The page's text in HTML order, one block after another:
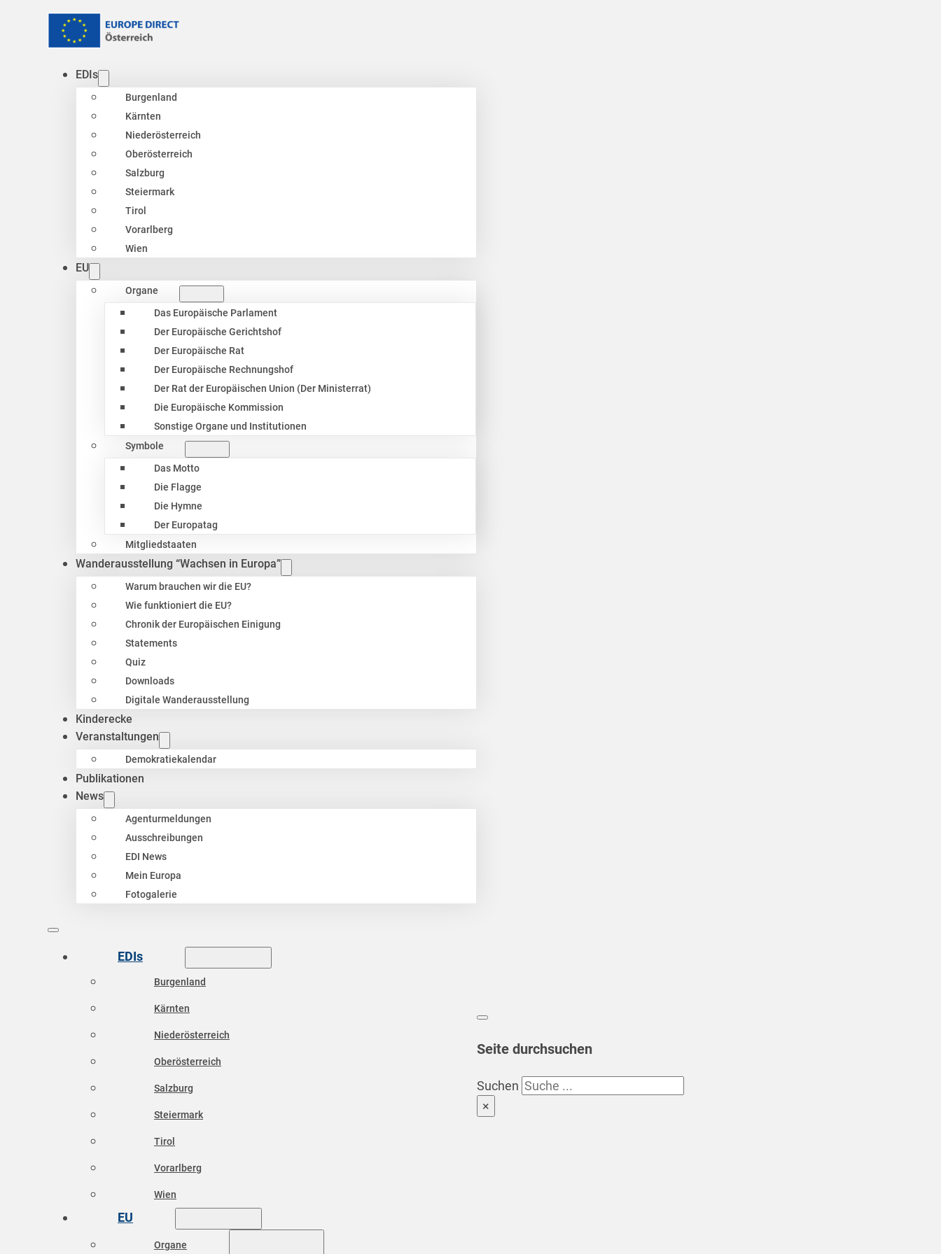
EDIs
Burgenland
Kärnten
Niederösterreich
Oberösterreich
Salzburg
Steiermark
Tirol
Vorarlberg
Wien
EU
Organe
Das Europäische Parlament
Der Europäische Gerichtshof
Der Europäische Rat
Der Europäische Rechnungshof
Der Rat der Europäischen Union (Der Ministerrat)
Die Europäische Kommission
Sonstige Organe und Institutionen
Symbole
Das Motto
Die Flagge
Die Hymne
Der Europatag
Mitgliedstaaten
Wanderausstellung “Wachsen in Europa”
Warum brauchen wir die EU?
Wie funktioniert die EU?
Chronik der Europäischen Einigung
Statements
Quiz
Downloads
Digitale Wanderausstellung
Kinderecke
Veranstaltungen
Demokratiekalendar
Publikationen
News
Agenturmeldungen
Ausschreibungen
EDI News
Mein Europa
Fotogalerie
EDIs
Burgenland
Kärnten
Niederösterreich
Oberösterreich
Salzburg
Steiermark
Tirol
Vorarlberg
Wien
EU
Organe
Seite durchsuchen
Suchen
×